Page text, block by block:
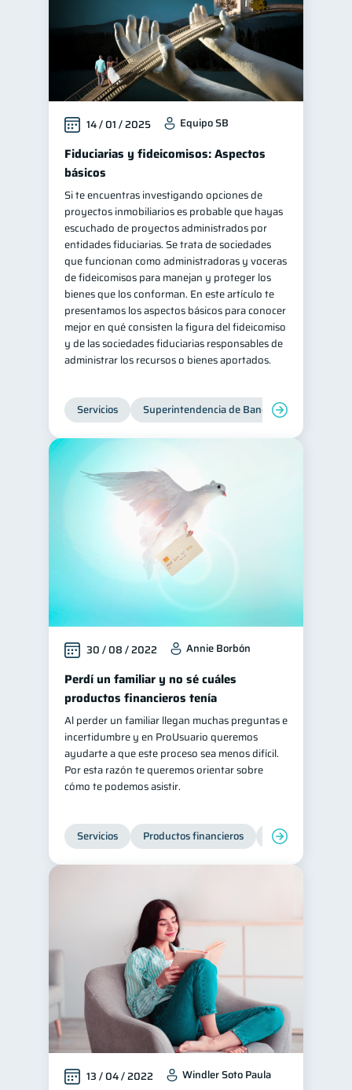
Salud mental 1 ahorro 1
Doble sueldo 1
Gasto responsable 1
información financiera
14 / 01 / 2025 Equipo SB
Fiduciarias y fideicomisos: Aspectos
básicos
Si te encuentras investigando opciones de
proyectos inmobiliarios es probable que hayas
escuchado de proyectos administrados por
entidades fiduciarias. Se trata de sociedades
que funcionan como administradoras y voceras
de fideicomisos para manejan y proteger los
bienes que los conforman. En este artículo te
presentamos los aspectos básicos para conocer
mejor en qué consisten la figura del fideicomiso
y de las sociedades fiduciarias responsables de
administrar los recursos o bienes aportados.
Servicios Superintendencia de Bancos
30 / 08 / 2022 Annie Borbón
Perdí un familiar y no sé cuáles
productos financieros tenía
Al perder un familiar llegan muchas preguntas e
incertidumbre y en ProUsuario queremos
ayudarte a que este proceso sea menos difícil.
Por esta razón te queremos orientar sobre
cómo te podemos asistir.
Servicios Productos financieros Inclusión
13 / 04 / 2022 Windler Soto Paula